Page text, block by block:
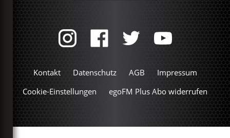
Kontakt Datenschutz AGB
Impressum
Cookie-Einstellungen
egoFM Plus Abo widerrufen